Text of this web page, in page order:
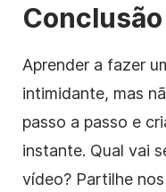
Conclusão
Aprender a fazer
intimidante, mas
passo a passo e
instante. Qual vai
vídeo? Partilhe